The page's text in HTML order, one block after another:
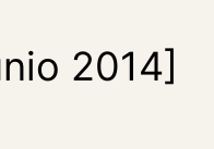
2014]